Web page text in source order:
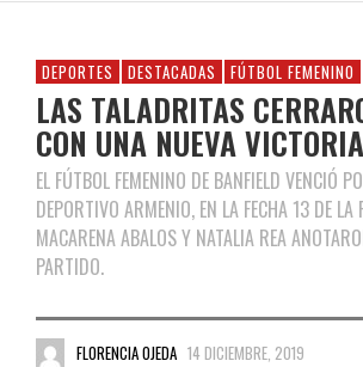
DEPORTES DESTACADAS FÚTBOL FEMENINO
LAS TALADRITAS
CON UNA NUEVA VICTORIA
EL FÚTBOL FEMENINO DE BANFIELD VENCIÓ
DEPORTIVO ARMENIO, EN LA FECHA 13 DE LA
MACARENA ABALOS Y NATALIA REA
PARTIDO.
FLORENCIA OJEDA 14 DICIEMBRE, 2019